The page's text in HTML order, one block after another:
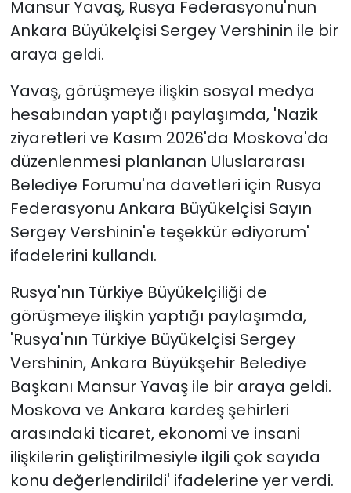
Mansur Yavaş, Rusya Federasyonu'nun
Ankara Büyükelçisi Sergey Vershinin ile bir
araya geldi.
Yavaş, görüşmeye ilişkin sosyal medya
hesabından yaptığı paylaşımda, 'Nazik
ziyaretleri ve Kasım 2026'da Moskova'da
düzenlenmesi planlanan Uluslararası
Belediye Forumu'na davetleri için Rusya
Federasyonu Ankara Büyükelçisi Sayın
Sergey Vershinin'e teşekkür ediyorum'
ifadelerini kullandı.
Rusya'nın Türkiye Büyükelçiliği de
görüşmeye ilişkin yaptığı paylaşımda,
'Rusya'nın Türkiye Büyükelçisi Sergey
Vershinin, Ankara Büyükşehir Belediye
Başkanı Mansur Yavaş ile bir araya geldi.
Moskova ve Ankara kardeş şehirleri
arasındaki ticaret, ekonomi ve insani
ilişkilerin geliştirilmesiyle ilgili çok sayıda
konu değerlendirildi' ifadelerine yer verdi.